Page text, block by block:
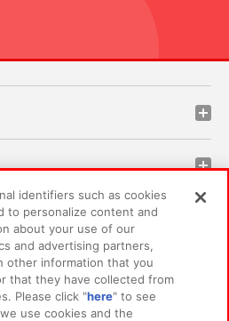
identifiers such as cookies
to personalize content and
about your use of our
and advertising partners,
other information that you
that they have collected from
Please click "here" to see
use cookies and the